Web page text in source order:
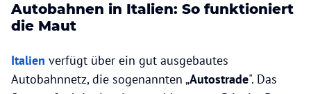
Autobahnen in Italien: So funktioniert
die Maut
Italien verfügt über ein gut ausgebautes
Autobahnnetz, die sogenannten „Autostrade". Das